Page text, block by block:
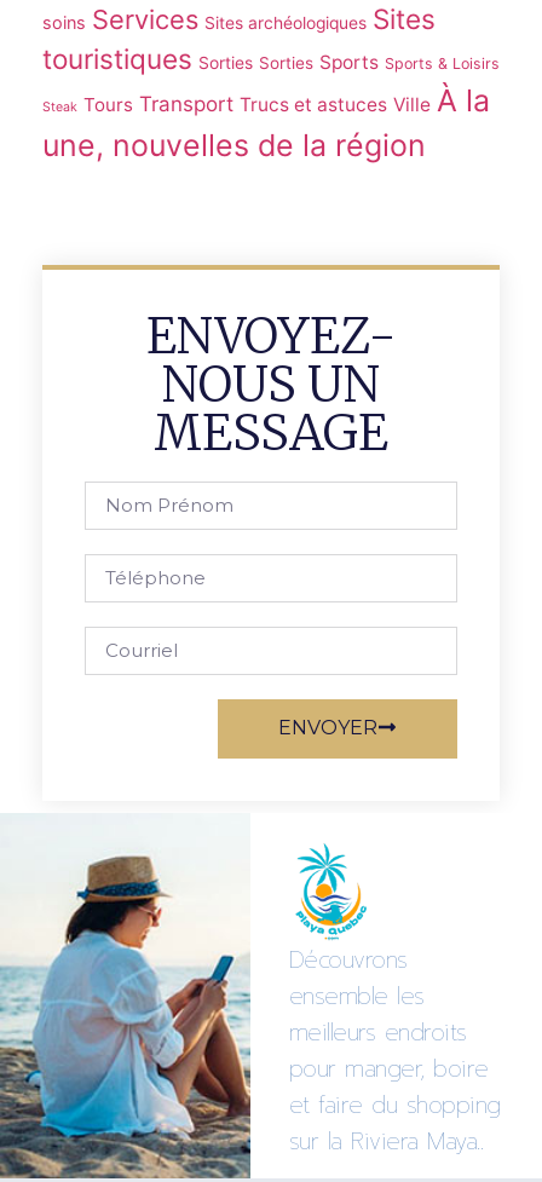
soins Services Sites archéologiques Sites
touristiques Sorties Sorties Sports Sports & Loisirs
Steak Tours Transport Trucs et astuces Ville À la
une, nouvelles de la région
ENVOYEZ-
NOUS UN
MESSAGE
ENVOYER
Découvrons
ensemble les
meilleurs endroits
pour manger, boire
et faire du shopping
sur la Riviera Maya..